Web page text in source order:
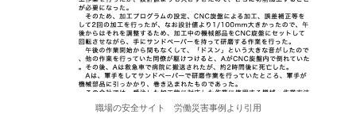
職場の安全サイト 労働災害事例より引用